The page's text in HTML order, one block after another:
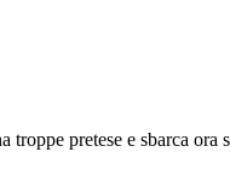
pretese e sbarca ora